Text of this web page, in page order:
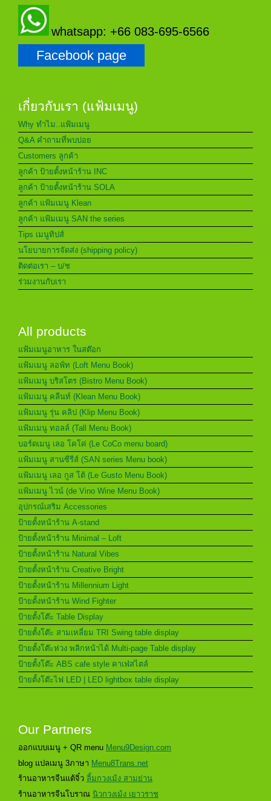
whatsapp: +66 083-695-6566
Facebook page
เกี่ยวกับเรา (แฟ้มเมนู)
Why ทำไม..แฟ้มเมนู
Q&A คำถามที่พบบ่อย
Customers ลูกค้า
ลูกค้า ป้ายตั้งหน้าร้าน INC
ลูกค้า ป้ายตั้งหน้าร้าน SOLA
ลูกค้า แฟ้มเมนู Klean
ลูกค้า แฟ้มเมนู SAN the series
Tips เมนูทิปส์
นโยบายการจัดส่ง (shipping policy)
ติดต่อเรา – บ/ช
ร่วมงานกับเรา
All products
แฟ้มเมนูอาหาร ในสต๊อก
แฟ้มเมนู ลอฟ์ท (Loft Menu Book)
แฟ้มเมนู บริสโตร (Bistro Menu Book)
แฟ้มเมนู คลีนท์ (Klean Menu Book)
แฟ้มเมนู รุ่น คลิป (Klip Menu Book)
แฟ้มเมนู ทอลล์ (Tall Menu Book)
บอร์ดเมนู เลอ โคโค่ (Le CoCo menu board)
แฟ้มเมนู สานซีรีส์ (SAN series Menu book)
แฟ้มเมนู เลอ กูส โต้ (Le Gusto Menu Book)
แฟ้มเมนู ไวน์ (de Vino Wine Menu Book)
อุปกรณ์เสริม Accessories
ป้ายตั้งหน้าร้าน A-stand
ป้ายตั้งหน้าร้าน Minimal – Loft
ป้ายตั้งหน้าร้าน Natural Vibes
ป้ายตั้งหน้าร้าน Creative Bright
ป้ายตั้งหน้าร้าน Millennium Light
ป้ายตั้งหน้าร้าน Wind Fighter
ป้ายตั้งโต๊ะ Table Display
ป้ายตั้งโต๊ะ สามเหลี่ยม TRI Swing table display
ป้ายตั้งโต๊ะห่วง พลิกหน้าได้ Multi-page Table display
ป้ายตั้งโต๊ะ ABS cafe style คาเฟ่สไตล์
ป้ายตั้งโต๊ะไฟ LED | LED lightbox table display
Our Partners
ออกแบบเมนู + QR menu Menu9Design.com
blog แปลเมนู 3ภาษา Menu8Trans.net
ร้านอาหารจีนแต้จิ๋ว ลิ้มกวงเม้ง สามย่าน
ร้านอาหารจีนโบราณ นิวกวงเม้ง เยาวราช